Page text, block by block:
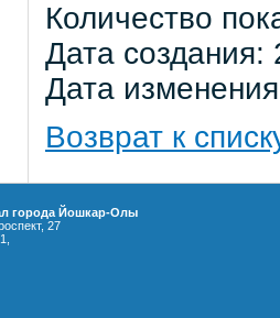
Количество
Дата
Дата
Возврат к
города Йошкар-Олы
27